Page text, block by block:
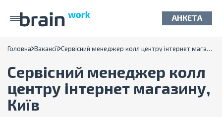
АНКЕТА
Головна Вакансії Сервісний менеджер колл центру інтернет магазину - м.Київ
Сервісний менеджер колл
центру інтернет магазину,
Київ